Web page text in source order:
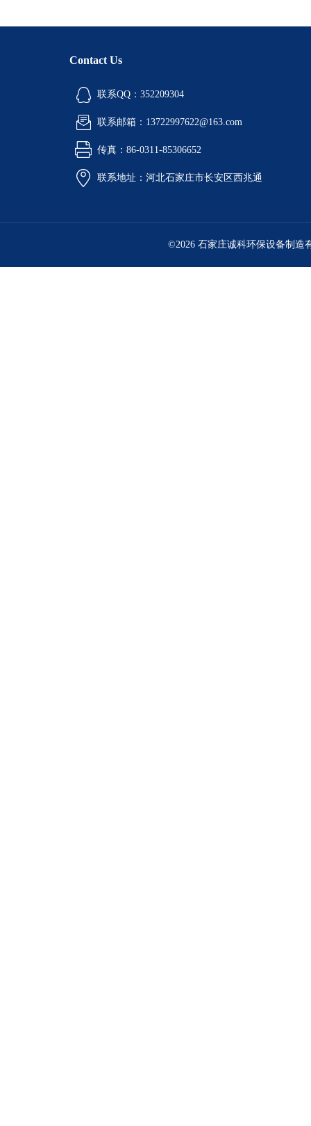
Contact Us
联系QQ：352209304
联系邮箱：13722997622@163.com
传真：86-0311-85306652
联系地址：河北石家庄市长安区西兆通
©2026 石家庄诚科环保设备制造